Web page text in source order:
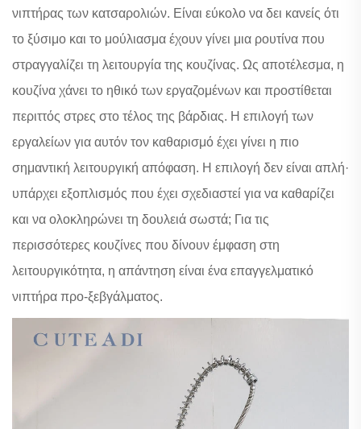
νιπτήρας των κατσαρολιών. Είναι εύκολο να δει κανείς ότι
το ξύσιμο και το μούλιασμα έχουν γίνει μια ρουτίνα που
στραγγαλίζει τη λειτουργία της κουζίνας. Ως αποτέλεσμα, η
κουζίνα χάνει το ηθικό των εργαζομένων και προστίθεται
περιττός στρες στο τέλος της βάρδιας. Η επιλογή των
εργαλείων για αυτόν τον καθαρισμό έχει γίνει η πιο
σημαντική λειτουργική απόφαση. Η επιλογή δεν είναι απλή·
υπάρχει εξοπλισμός που έχει σχεδιαστεί για να καθαρίζει
και να ολοκληρώνει τη δουλειά σωστά; Για τις
περισσότερες κουζίνες που δίνουν έμφαση στη
λειτουργικότητα, η απάντηση είναι ένα επαγγελματικό
νιπτήρα προ-ξεβγάλματος.